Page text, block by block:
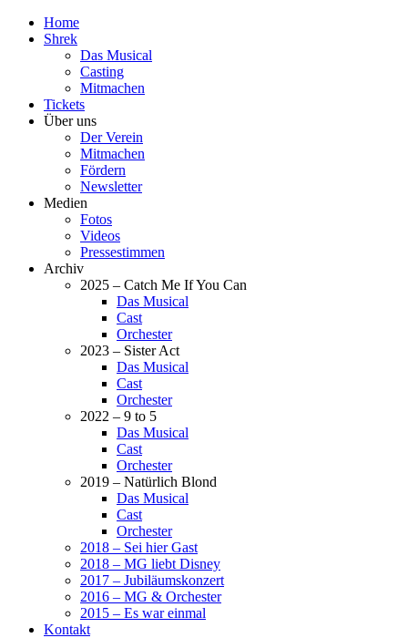
Home
Shrek
Das Musical
Casting
Mitmachen
Tickets
Über uns
Der Verein
Mitmachen
Fördern
Newsletter
Medien
Fotos
Videos
Pressestimmen
Archiv
2025 – Catch Me If You Can
Das Musical
Cast
Orchester
2023 – Sister Act
Das Musical
Cast
Orchester
2022 – 9 to 5
Das Musical
Cast
Orchester
2019 – Natürlich Blond
Das Musical
Cast
Orchester
2018 – Sei hier Gast
2018 – MG liebt Disney
2017 – Jubiläumskonzert
2016 – MG & Orchester
2015 – Es war einmal
Kontakt